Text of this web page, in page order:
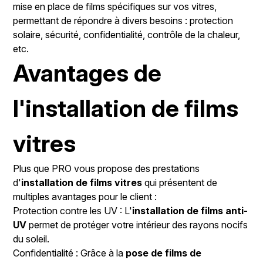
mise en place de films spécifiques sur vos vitres,
permettant de répondre à divers besoins : protection
solaire, sécurité, confidentialité, contrôle de la chaleur,
etc.
Avantages de
l'installation de films
vitres
Plus que PRO vous propose des prestations
d'installation de films vitres qui présentent de
multiples avantages pour le client :
Protection contre les UV : L'installation de films anti-
UV permet de protéger votre intérieur des rayons nocifs
du soleil.
Confidentialité : Grâce à la pose de films de